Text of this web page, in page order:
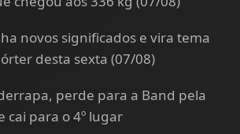
novos significados e vira tema
desta sexta (07/08)
perde para a Band pela
cai para o 4º lugar